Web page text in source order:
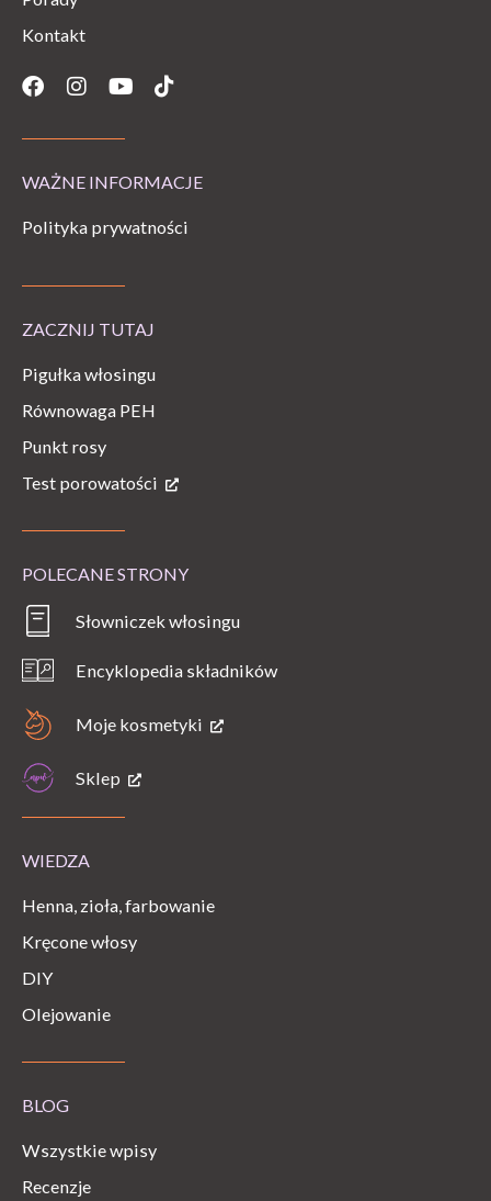
Kontakt
Facebook
Instagram
YoutubeTiktok
WAŻNE INFORMACJE
Polityka prywatności
ZACZNIJ TUTAJ
Pigułka włosingu
Równowaga PEH
Punkt rosy
Test porowatości
POLECANE STRONY
Słowniczek włosingu
Encyklopedia składników
Moje kosmetyki
Sklep
WIEDZA
Henna, zioła, farbowanie
Kręcone włosy
DIY
Olejowanie
BLOG
Wszystkie wpisy
Recenzje